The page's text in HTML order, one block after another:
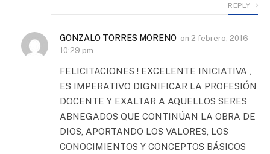
REPLY
GONZALO TORRES MORENO on 2 febrero, 2016
10:29 pm
FELICITACIONES ! EXCELENTE INICIATIVA ,
ES IMPERATIVO DIGNIFICAR LA PROFESIÓN
DOCENTE Y EXALTAR A AQUELLOS SERES
ABNEGADOS QUE CONTINÚAN LA OBRA DE
DIOS, APORTANDO LOS VALORES, LOS
CONOCIMIENTOS Y CONCEPTOS BÁSICOS